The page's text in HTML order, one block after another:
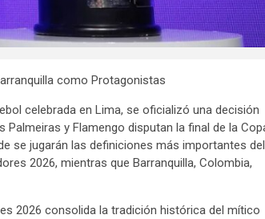
como Protagonistas
celebrada en Lima, se oficializó una decisión
y Flamengo disputan la final de la
se jugarán las definiciones más importantes del
2026, mientras que Barranquilla, Colombia,
2026 consolida la tradición histórica del mítico